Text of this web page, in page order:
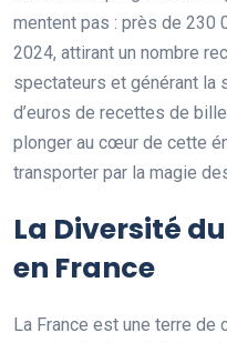
mentent pas : près de 230
2024, attirant un nombre
spectateurs et générant la
d’euros de recettes de
plonger au cœur de cette
transporter par la magie
La Diversité
en France
La France est une terre de